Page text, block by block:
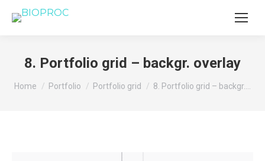
8. Portfolio grid – backgr. overlay
You are here:
Home Portfolio Portfolio grid 8. Portfolio grid – backgr.…